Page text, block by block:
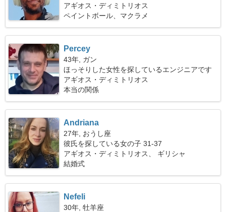
アギオス・ディミトリオス
ペイントボール、マクラメ
Percey
43年, ガン
ほっそりした女性を探しているエンジニアです
アギオス・ディミトリオス
本当の関係
Andriana
27年, おうし座
彼氏を探している女の子 31-37
アギオス・ディミトリオス、 ギリシャ
結婚式
Nefeli
30年, 牡羊座